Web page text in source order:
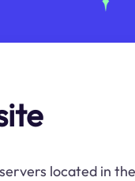
located in